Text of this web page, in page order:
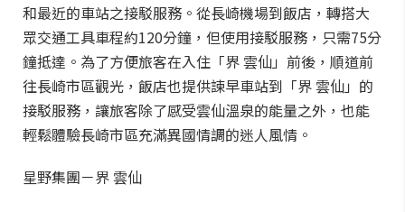
和最近的車站之接駁服務。從長崎機場到飯店，轉搭大
眾交通工具車程約120分鐘，但使用接駁服務，只需75分
鐘抵達。為了方便旅客在入住「界 雲仙」前後，順道前
往長崎市區觀光，飯店也提供諫早車站到「界 雲仙」的
接駁服務，讓旅客除了感受雲仙溫泉的能量之外，也能
輕鬆體驗長崎市區充滿異國情調的迷人風情。
星野集團－界 雲仙